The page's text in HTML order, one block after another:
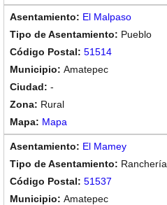
El Malpaso
Pueblo
51514
Amatepec
-
Rural
Mapa
El Mamey
Ranchería
51537
Amatepec